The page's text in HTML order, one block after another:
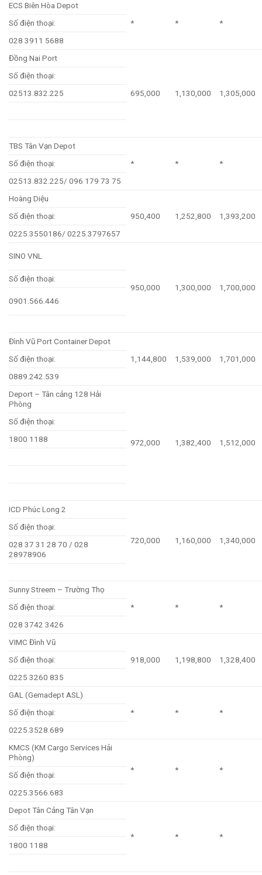
ECS Biên Hòa Depot
*
* *
Số điện thoại:
028 3911 5688
Đồng Nai Port
695,000 1,130,000 1,305,000
Số điện thoại:
02513.832.225
TBS Tân Vạn Depot
*
* *
Số điện thoại:
02513.832.225/ 096 179 73 75
Hoàng Diệu
950,400
1,252,800 1,393,200
Số điện thoại:
0225.3550186/ 0225.3797657
SINO VNL
950,000 1,300,000 1,700,000
Số điện thoại:
0901.566.446
Đình Vũ Port Container Depot
1,144,800
1,539,000 1,701,000
Số điện thoại:
0889.242.539
Deport – Tân cảng 128 Hải
Phòng
972,000 1,382,400 1,512,000
Số điện thoại:
1800 1188
ICD Phúc Long 2
720,000 1,160,000 1,340,000
Số điện thoại:
028 37 31 28 70 / 028
28978906
Sunny Streem – Trường Thọ
*
* *
Số điện thoại:
028 3742 3426
VIMC Đình Vũ
918,000
1,198,800 1,328,400
Số điện thoại:
0225 3260 835
GAL (Gemadept ASL)
*
* *
Số điện thoại:
0225.3528.689
KMCS (KM Cargo Services Hải
Phòng)
*
* *
Số điện thoại:
0225.3566.683
Depot Tân Cảng Tân Vạn
* * *
Số điện thoại:
1800 1188